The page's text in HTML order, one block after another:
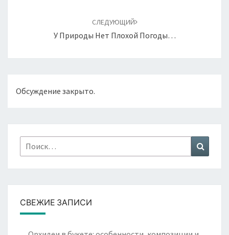
СЛЕДУЮЩИЙ
У Природы Нет Плохой Погоды…
Обсуждение закрыто.
Найти:
СВЕЖИЕ ЗАПИСИ